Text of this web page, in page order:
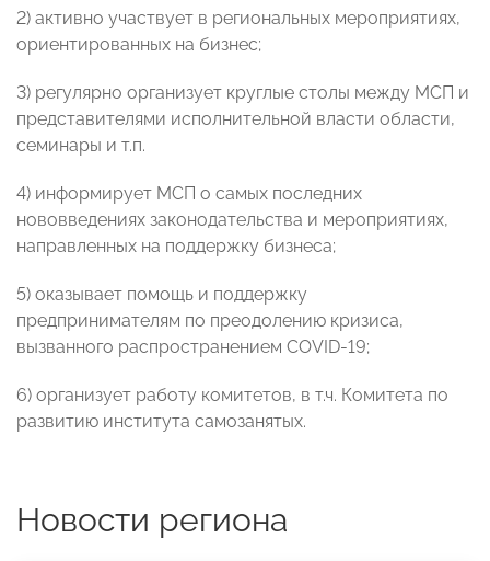
2) активно участвует в региональных мероприятиях,
ориентированных на бизнес;
3) регулярно организует круглые столы между МСП и
представителями исполнительной власти области,
семинары и т.п.
4) информирует МСП о самых последних
нововведениях законодательства и мероприятиях,
направленных на поддержку бизнеса;
5) оказывает помощь и поддержку
предпринимателям по преодолению кризиса,
вызванного распространением COVID-19;
6) организует работу комитетов, в т.ч. Комитета по
развитию института самозанятых.
Новости региона